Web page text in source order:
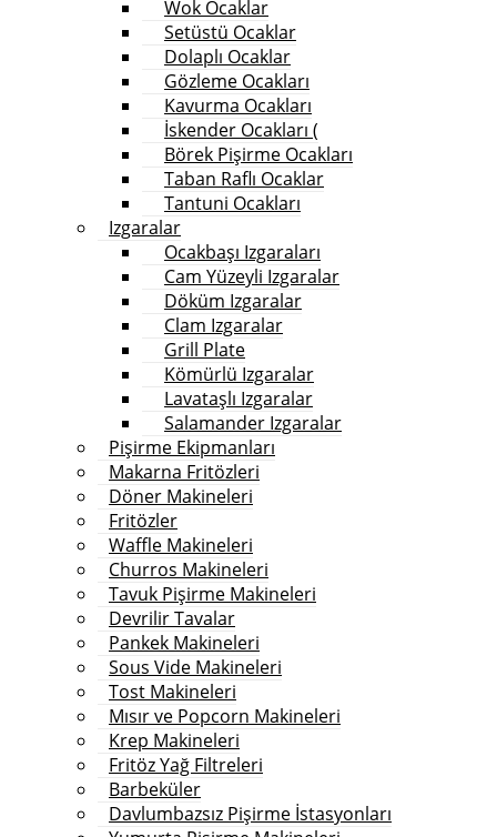
Wok Ocaklar
Setüstü Ocaklar
Dolaplı Ocaklar
Gözleme Ocakları
Kavurma Ocakları
İskender Ocakları (
Börek Pişirme Ocakları
Taban Raflı Ocaklar
Tantuni Ocakları
Izgaralar
Ocakbaşı Izgaraları
Cam Yüzeyli Izgaralar
Döküm Izgaralar
Clam Izgaralar
Grill Plate
Kömürlü Izgaralar
Lavataşlı Izgaralar
Salamander Izgaralar
Pişirme Ekipmanları
Makarna Fritözleri
Döner Makineleri
Fritözler
Waffle Makineleri
Churros Makineleri
Tavuk Pişirme Makineleri
Devrilir Tavalar
Pankek Makineleri
Sous Vide Makineleri
Tost Makineleri
Mısır ve Popcorn Makineleri
Krep Makineleri
Fritöz Yağ Filtreleri
Barbeküler
Davlumbazsız Pişirme İstasyonları